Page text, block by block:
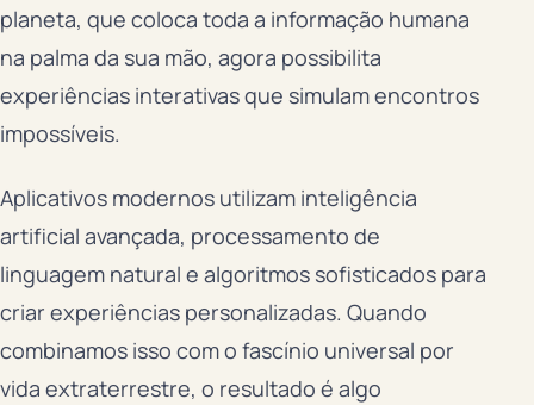
planeta, que coloca toda a informação humana
na palma da sua mão, agora possibilita
experiências interativas que simulam encontros
impossíveis.
Aplicativos modernos utilizam inteligência
artificial avançada, processamento de
linguagem natural e algoritmos sofisticados para
criar experiências personalizadas. Quando
combinamos isso com o fascínio universal por
vida extraterrestre, o resultado é algo